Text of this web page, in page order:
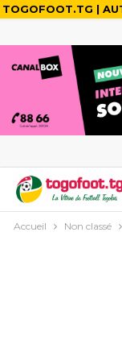
TOGOFOOT.TG |
Accueil Non classé